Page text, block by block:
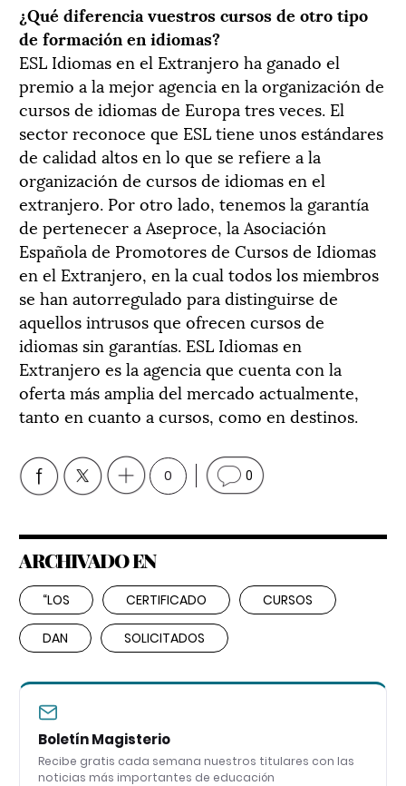
¿Qué diferencia vuestros cursos de otro tipo
de formación en idiomas?
ESL Idiomas en el Extranjero ha ganado el
premio a la mejor agencia en la organización de
cursos de idiomas de Europa tres veces. El
sector reconoce que ESL tiene unos estándares
de calidad altos en lo que se refiere a la
organización de cursos de idiomas en el
extranjero. Por otro lado, tenemos la garantía
de pertenecer a Aseproce, la Asociación
Española de Promotores de Cursos de Idiomas
en el Extranjero, en la cual todos los miembros
se han autorregulado para distinguirse de
aquellos intrusos que ofrecen cursos de
idiomas sin garantías. ESL Idiomas en
Extranjero es la agencia que cuenta con la
oferta más amplia del mercado actualmente,
tanto en cuanto a cursos, como en destinos.
0 0
ARCHIVADO EN
“LOS CERTIFICADO CURSOS
DAN SOLICITADOS
Boletín Magisterio
Recibe gratis cada semana nuestros titulares con las
noticias más importantes de educación